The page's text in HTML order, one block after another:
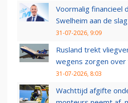
Voormalig financieel
Swelheim aan de
31-07-2026, 9:09
Rusland trekt
wegens zorgen over
31-07-2026, 8:03
Wachttijd afgifte